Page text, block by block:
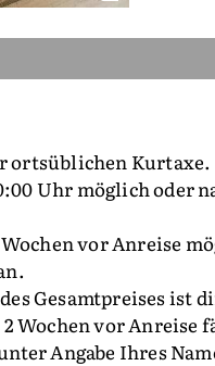
ortsüblichen Kurtaxe.
Uhr möglich oder
vor Anreise
Gesamtpreises
Wochen vor Anreise
Angabe Ihres